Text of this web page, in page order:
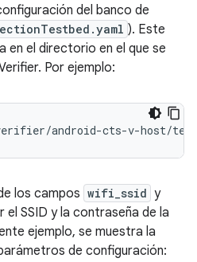
del banco de
). Este
en el directorio en el que se
Por ejemplo:
los campos wifi_ssid y
el SSID y la contraseña de la
ejemplo, se muestra la
de configuración: